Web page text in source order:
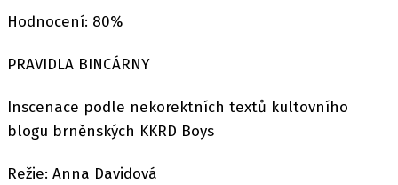
Hodnocení: 80%
PRAVIDLA BINCÁRNY
Inscenace podle nekorektních textů kultovního
blogu brněnských KKRD Boys
Režie: Anna Davidová